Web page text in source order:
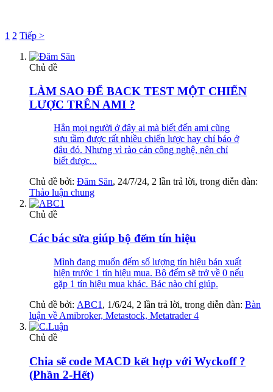
1 2 Tiếp >
Chủ đề
LÀM SAO ĐỂ BACK TEST MỘT CHIẾN
LƯỢC TRÊN AMI ?
Hẳn mọi người ở đây ai mà biết đến ami cũng
sưu tầm được rất nhiều chiến lược hay chỉ báo ở
đâu đó. Nhưng vì rào cản công nghệ, nên chỉ
biết được...
Chủ đề bởi: Đăm Săn, 24/7/24, 2 lần trả lời, trong diễn đàn:
Thảo luận chung
Chủ đề
Các bác sửa giúp bộ đếm tín hiệu
Mình đang muốn đếm số lượng tín hiệu bán xuất
hiện trước 1 tín hiệu mua. Bộ đếm sẽ trở về 0 nếu
gặp 1 tín hiệu mua khác. Bác nào chỉ giúp.
Chủ đề bởi: ABC1 , 1/6/24, 2 lần trả lời, trong diễn đàn: Bàn
luận về Amibroker, Metastock, Metatrader 4
Chủ đề
Chia sẽ code MACD kết hợp với Wyckoff ?
(Phần 2-Hết)